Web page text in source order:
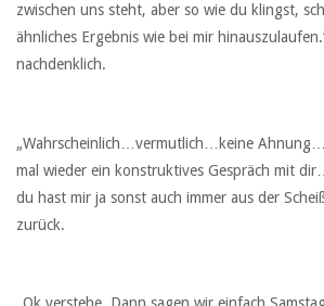
zwischen uns steht, aber so wie du klingst,
ähnliches Ergebnis wie bei mir
nachdenklich.
„Wahrscheinlich…vermutlich…keine
mal wieder ein konstruktives Gespräch mit
du hast mir ja sonst auch immer aus der
zurück.